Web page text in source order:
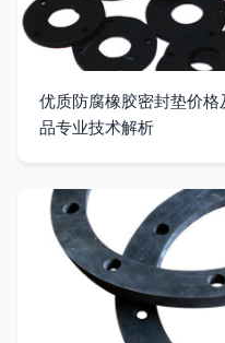
优质防腐橡胶密封垫价
品专业技术解析